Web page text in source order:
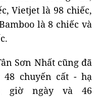
Vietjet là 98 chiếc,
là 8 chiếc và
Sơn Nhất cũng đã
chuyến cất - hạ
giờ ngày và 46